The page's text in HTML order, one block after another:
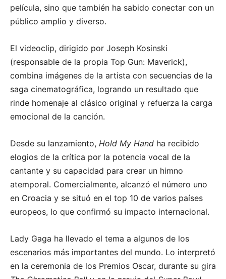
película, sino que también ha sabido conectar con un
público amplio y diverso.
El videoclip, dirigido por Joseph Kosinski
(responsable de la propia Top Gun: Maverick),
combina imágenes de la artista con secuencias de la
saga cinematográfica, logrando un resultado que
rinde homenaje al clásico original y refuerza la carga
emocional de la canción.
Desde su lanzamiento, Hold My Hand ha recibido
elogios de la crítica por la potencia vocal de la
cantante y su capacidad para crear un himno
atemporal. Comercialmente, alcanzó el número uno
en Croacia y se situó en el top 10 de varios países
europeos, lo que confirmó su impacto internacional.
Lady Gaga ha llevado el tema a algunos de los
escenarios más importantes del mundo. Lo interpretó
en la ceremonia de los Premios Oscar, durante su gira